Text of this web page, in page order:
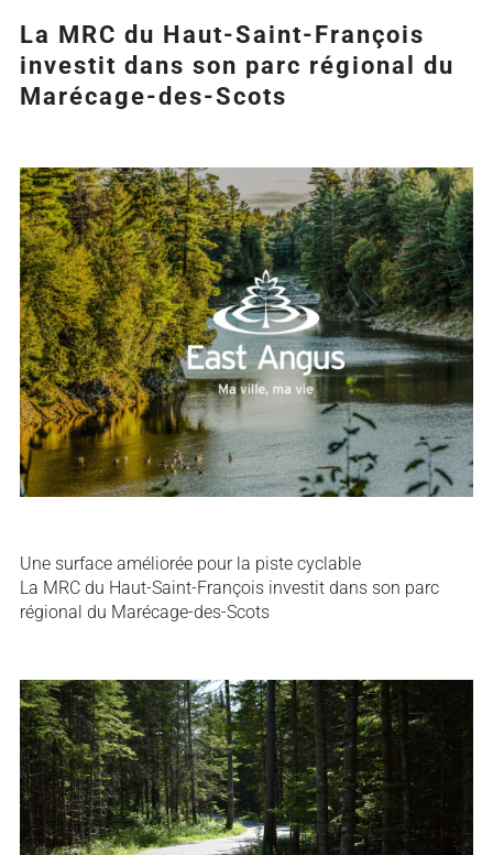
La MRC du Haut-Saint-François
investit dans son parc régional du
Marécage-des-Scots
Agrandir
l&apos;image
Une surface améliorée pour la piste cyclable
La MRC du Haut-Saint-François investit dans son parc
régional du Marécage-des-Scots